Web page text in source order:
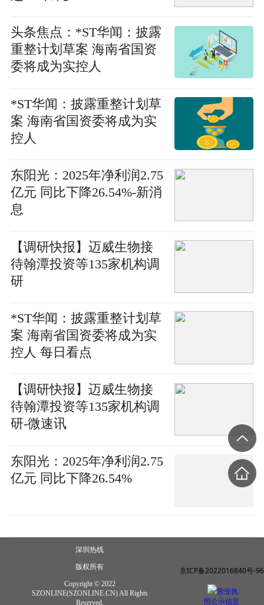
头条焦点：*ST华闻：披露
重整计划草案 海南省国资
委将成为实控人
*ST华闻：披露重整计划草
案 海南省国资委将成为实
控人
东阳光：2025年净利润2.75
亿元 同比下降26.54%-新消
息
【调研快报】迈威生物接
待翰潭投资等135家机构调
研
*ST华闻：披露重整计划草
案 海南省国资委将成为实
控人 每日看点
【调研快报】迈威生物接
待翰潭投资等135家机构调
研-微速讯
东阳光：2025年净利润2.75
亿元 同比下降26.54%
深圳热线
版权所有
Copyright © 2022
SZONLINE(SZONLINE.CN) All Rights
Reserved.
京ICP备2022016840号-96
营业执
照公示信息